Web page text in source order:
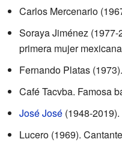
Carlos Mercenario
Soraya Jiménez
primera mujer
Fernando Platas
Café Tacvba. Famosa
José José (1948-
Lucero (1969).